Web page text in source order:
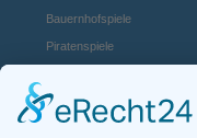
Bauernhofspiele
Piratenspiele
Mädchenspiele